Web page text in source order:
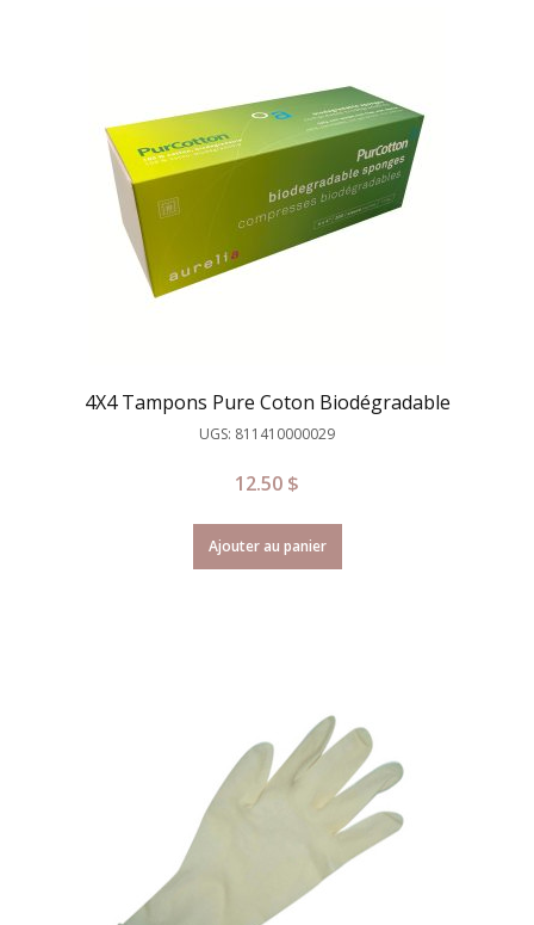
4X4 Tampons Pure Coton Biodégradable
UGS: 811410000029
12.50 $
Ajouter au panier